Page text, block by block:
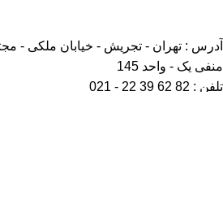
آدرس : تهران - تجریش - خیابان ملکی -
منفی یک - واحد 145
تلفن : 82 62 39 22 - 021